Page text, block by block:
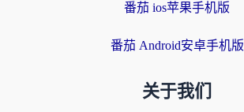
番茄 ios苹果手机版
番茄 Android安卓手机版
关于我们